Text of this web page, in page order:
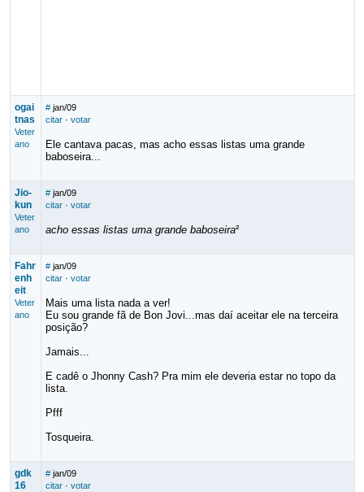
ogai
tnas
Veter
ano
# jan/09
citar· votar
Ele cantava pacas, mas acho essas listas uma grande
baboseira...
Jio-
kun
Veter
ano
# jan/09
citar· votar
acho essas listas uma grande baboseira²
Fahr
enh
eit
Veter
ano
# jan/09
citar· votar
Mais uma lista nada a ver!
Eu sou grande fã de Bon Jovi...mas daí aceitar ele na terceira
posição?
Jamais...
E cadê o Jhonny Cash? Pra mim ele deveria estar no topo da
lista.
Pfff
Tosqueira.
gdk
16
# jan/09
citar· votar